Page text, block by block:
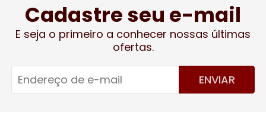
Cadastre seu e-mail
E seja o primeiro a conhecer nossas últimas
ofertas.
ENVIAR